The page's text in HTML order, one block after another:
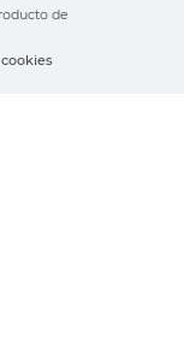
de